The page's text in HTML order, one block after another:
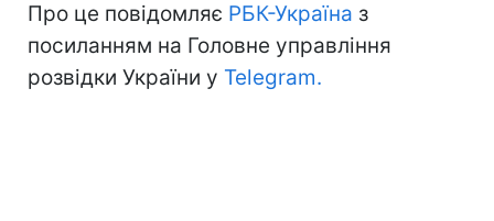
Про це повідомляє РБК-Україна з
посиланням на Головне управління
розвідки України у Telegram.